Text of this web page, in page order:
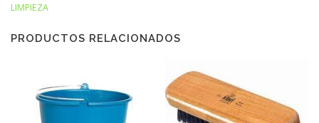
LIMPIEZA
PRODUCTOS RELACIONADOS